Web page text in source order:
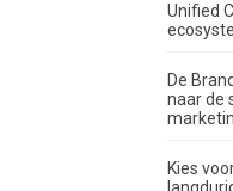
Unified
De
naar de
Kies